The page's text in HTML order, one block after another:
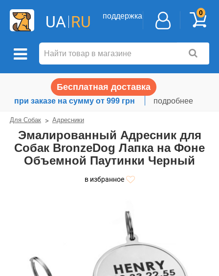
UA RU поддержка 0
Бесплатная доставка
при заказе на сумму от 999 грн подробнее
Для Собак Адресники
Эмалированный Адресник для
Собак BronzeDog Лапка на Фоне
Объемной Паутинки Черный
в избранное